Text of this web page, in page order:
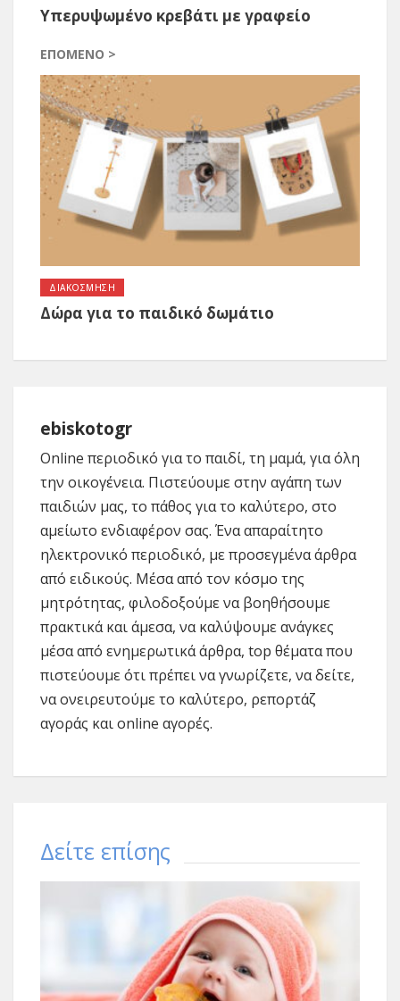
Υπερυψωμένο κρεβάτι με γραφείο
ΕΠΌΜΕΝΟ >
ΔΙΑΚΟΣΜΗΣΗ
Δώρα για το παιδικό δωμάτιο
ebiskotogr
Online περιοδικό για το παιδί, τη μαμά, για όλη
την οικογένεια. Πιστεύουμε στην αγάπη των
παιδιών μας, το πάθος για το καλύτερο, στο
αμείωτο ενδιαφέρον σας. Ένα απαραίτητο
ηλεκτρονικό περιοδικό, με προσεγμένα άρθρα
από ειδικούς. Μέσα από τον κόσμο της
μητρότητας, φιλοδοξούμε να βοηθήσουμε
πρακτικά και άμεσα, να καλύψουμε ανάγκες
μέσα από ενημερωτικά άρθρα, top θέματα που
πιστεύουμε ότι πρέπει να γνωρίζετε, να δείτε,
να ονειρευτούμε το καλύτερο, ρεπορτάζ
αγοράς και online αγορές.
Δείτε επίσης